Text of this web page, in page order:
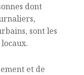
dont
sont les
et de